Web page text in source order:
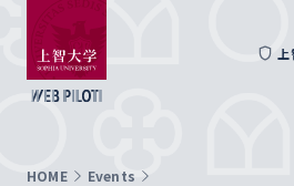
HOME Events